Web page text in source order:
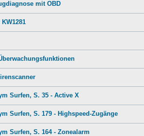
mit OBD
Surfen, S. 35 - Active X
Surfen, S. 179 - Highspeed-Zugänge
Surfen, S. 164 - Zonealarm